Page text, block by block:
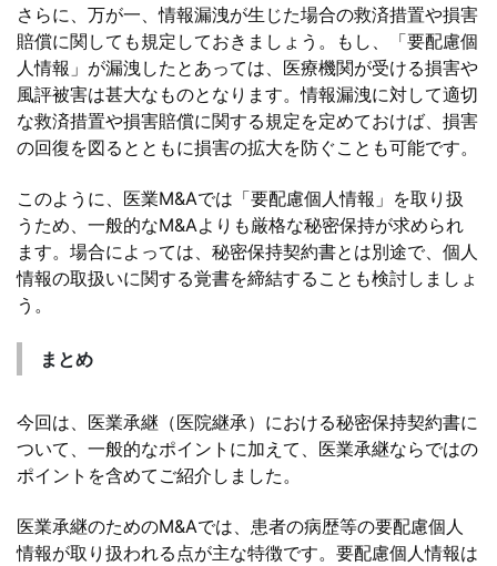
さらに、万が一、情報漏洩が生じた場合の救済措置や損害
賠償に関しても規定しておきましょう。もし、「要配慮個
人情報」が漏洩したとあっては、医療機関が受ける損害や
風評被害は甚大なものとなります。情報漏洩に対して適切
な救済措置や損害賠償に関する規定を定めておけば、損害
の回復を図るとともに損害の拡大を防ぐことも可能です。
このように、医業M&Aでは「要配慮個人情報」を取り扱
うため、一般的なM&Aよりも厳格な秘密保持が求められ
ます。場合によっては、秘密保持契約書とは別途で、個人
情報の取扱いに関する覚書を締結することも検討しましょ
う。
まとめ
今回は、医業承継（医院継承）における秘密保持契約書に
ついて、一般的なポイントに加えて、医業承継ならではの
ポイントを含めてご紹介しました。
医業承継のためのM&Aでは、患者の病歴等の要配慮個人
情報が取り扱われる点が主な特徴です。要配慮個人情報は